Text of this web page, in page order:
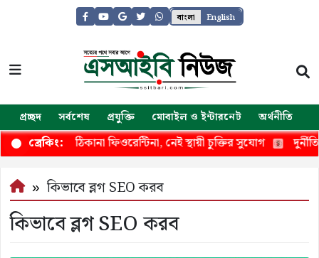
বাংলা English
প্রচ্ছদ সর্বশেষ প্রযুক্তি মোবাইল ও ইন্টারনেট অর্থনীতি
ব্রেকিং:
নতুন ঠিকানা ফিওরেন্টিনা, নেই স্থায়ী চুক্তির সুযোগ
কিভাবে ব্লগ SEO করব
কিভাবে ব্লগ SEO করব